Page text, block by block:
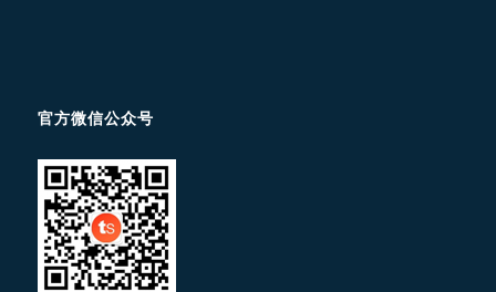
官方微信公众号